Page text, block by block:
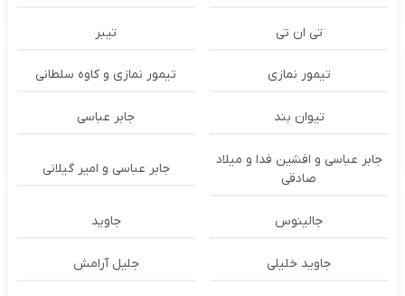
تی ان تی تیبر
تیمور نمازی تیمور نمازی و کاوه سلطانی
تیوان بند جابر عباسی
جابر عباسی و افشین فدا و میلاد
صادقی
جابر عباسی و امیر گیلانی
جالینوس جاوید
جاوید خلیلی جلیل آرامش